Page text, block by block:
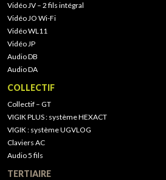
Vidéo JV – 2 fils intégral
Vidéo JO Wi-Fi
Vidéo WL11
Vidéo JP
Audio DB
Audio DA
COLLECTIF
Collectif – GT
VIGIK PLUS : système HEXACT
VIGIK : système UGVLOG
Claviers AC
Audio 5 fils
TERTIAIRE